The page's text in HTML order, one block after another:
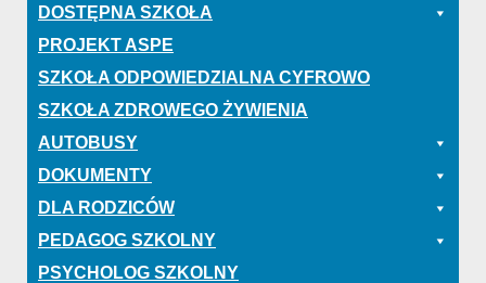
DOSTĘPNA SZKOŁA
PROJEKT ASPE
SZKOŁA ODPOWIEDZIALNA CYFROWO
SZKOŁA ZDROWEGO ŻYWIENIA
AUTOBUSY
DOKUMENTY
DLA RODZICÓW
PEDAGOG SZKOLNY
PSYCHOLOG SZKOLNY